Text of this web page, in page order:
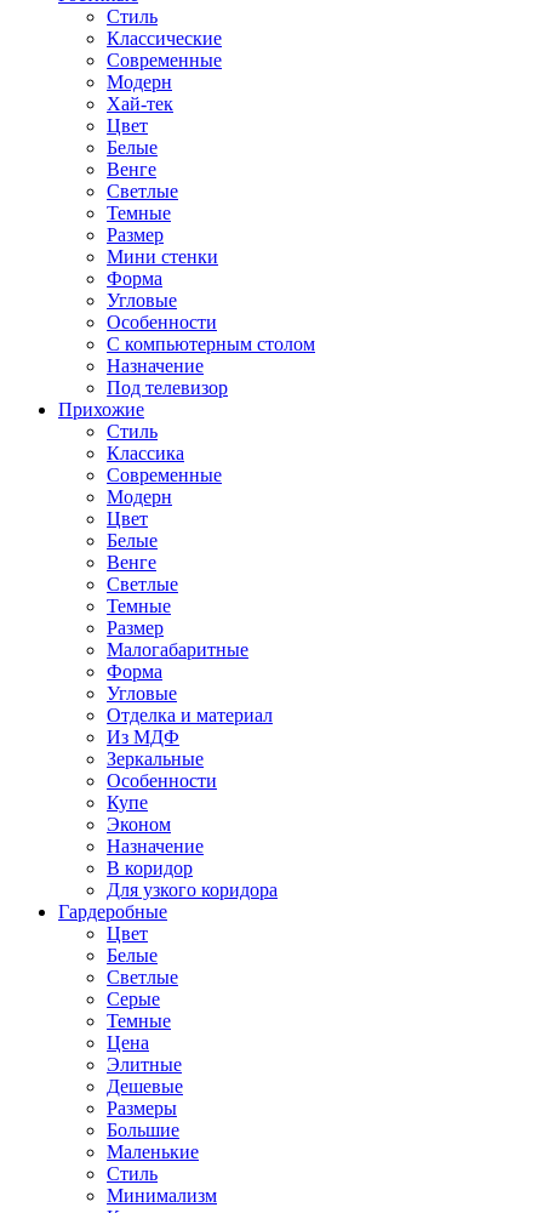
Стиль
Классические
Современные
Модерн
Хай-тек
Цвет
Белые
Венге
Светлые
Темные
Размер
Мини стенки
Форма
Угловые
Особенности
С компьютерным столом
Назначение
Под телевизор
Прихожие
Стиль
Классика
Современные
Модерн
Цвет
Белые
Венге
Светлые
Темные
Размер
Малогабаритные
Форма
Угловые
Отделка и материал
Из МДФ
Зеркальные
Особенности
Купе
Эконом
Назначение
В коридор
Для узкого коридора
Гардеробные
Цвет
Белые
Светлые
Серые
Темные
Цена
Элитные
Дешевые
Размеры
Большие
Маленькие
Стиль
Минимализм